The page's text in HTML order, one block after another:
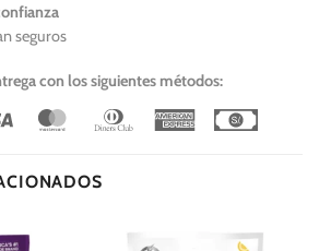
seguros
con los siguientes métodos:
Visa MasterCardDinners
American